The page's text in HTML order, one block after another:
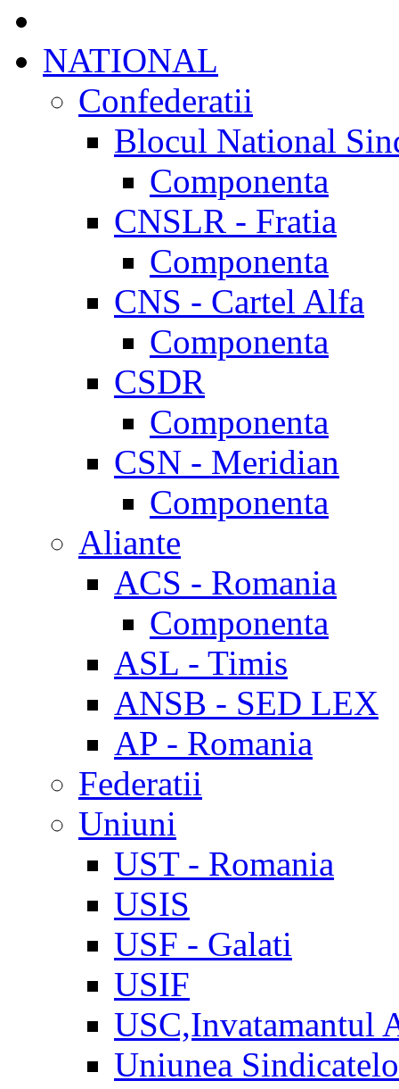
NATIONAL
Confederatii
Blocul National
Componenta
CNSLR - Fratia
Componenta
CNS - Cartel Alfa
Componenta
CSDR
Componenta
CSN - Meridian
Componenta
Aliante
ACS - Romania
Componenta
ASL - Timis
ANSB - SED LEX
AP - Romania
Federatii
Uniuni
UST - Romania
USIS
USF - Galati
USIF
USC,Invatamantul
Uniunea